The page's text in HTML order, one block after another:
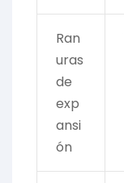
Ran
uras
de
exp
ansi
ón